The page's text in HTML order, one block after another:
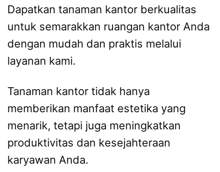
Dapatkan tanaman kantor berkualitas
untuk semarakkan ruangan kantor Anda
dengan mudah dan praktis melalui
layanan kami.
Tanaman kantor tidak hanya
memberikan manfaat estetika yang
menarik, tetapi juga meningkatkan
produktivitas dan kesejahteraan
karyawan Anda.